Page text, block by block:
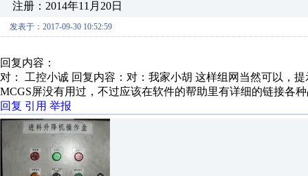
注册：2014年11月20日
发表于：2017-09-30 10:52:59
回复内容：
对： 工控小诚 回复内容：对：我家小胡 这样组网当然可以，
MCGS屏没有用过，不过应该在软件的帮助里有详细的链接各
回复 引用 举报